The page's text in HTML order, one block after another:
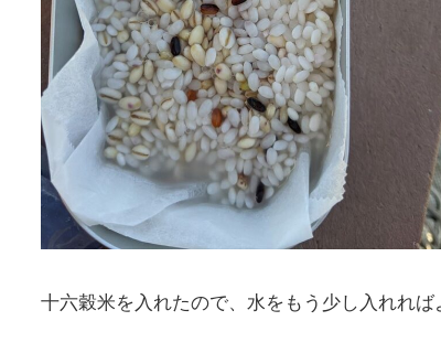
十六穀米を入れたので、水をもう少し入れれば